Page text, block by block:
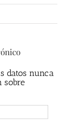
datos nunca
sobre